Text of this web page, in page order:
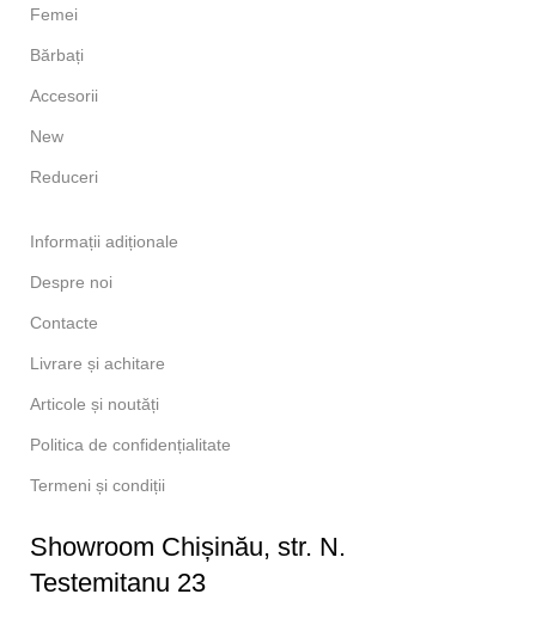
Femei
Bărbați
Accesorii
New
Reduceri
Informații adiționale
Despre noi
Contacte
Livrare și achitare
Articole și noutăți
Politica de confidențialitate
Termeni și condiții
Showroom Chișinău, str. N.
Testemitanu 23